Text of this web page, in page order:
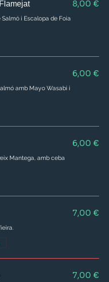
i Escalopa de Foia
8,00 €
amb Mayo Wasabi i
6,00 €
Mantega, amb ceba
6,00 €
7,00 €
7,00 €